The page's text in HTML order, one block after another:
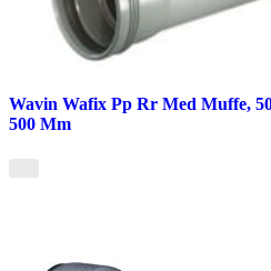
Wavin Wafix Pp Rr Med Muffe,
500 Mm